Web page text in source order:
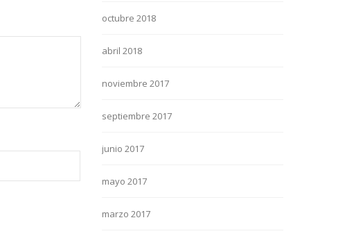
octubre 2018
abril 2018
noviembre 2017
septiembre 2017
junio 2017
mayo 2017
marzo 2017